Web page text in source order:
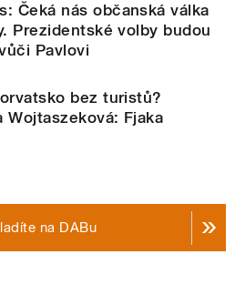
Čeká nás občanská válka
Prezidentské volby budou
Pavlovi
bez turistů?
Wojtaszeková: Fjaka
na DABu